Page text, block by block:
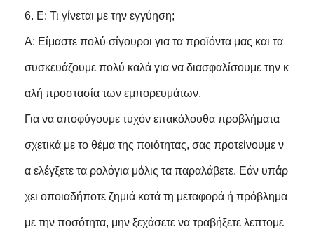
6. Ε: Τι γίνεται με την εγγύηση;
Α: Είμαστε πολύ σίγουροι για τα προϊόντα μας και τα
συσκευάζουμε πολύ καλά για να διασφαλίσουμε την κ
αλή προστασία των εμπορευμάτων.
Για να αποφύγουμε τυχόν επακόλουθα προβλήματα
σχετικά με το θέμα της ποιότητας, σας προτείνουμε ν
α ελέγξετε τα ρολόγια μόλις τα παραλάβετε. Εάν υπάρ
χει οποιαδήποτε ζημιά κατά τη μεταφορά ή πρόβλημα
με την ποσότητα, μην ξεχάσετε να τραβήξετε λεπτομε